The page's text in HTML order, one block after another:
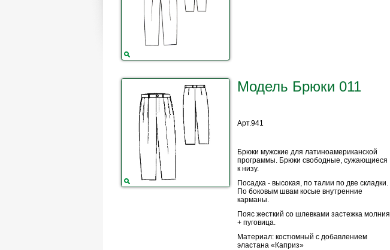
Модель Брюки 011
Арт.941
Брюки мужские для латиноамериканской
программы. Брюки свободные, сужающиеся
к низу.
Посадка - высокая, по талии по две складки.
По боковым швам косые внутренние
карманы.
Пояс жесткий со шлевками застежка молния
+ пуговица.
Материал: костюмный с добавлением
эластана «Каприз»